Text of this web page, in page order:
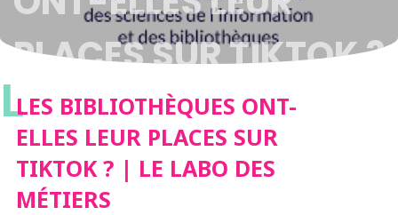
PLACES SUR TIKTOK ?
| LE LABO DES
MÉTIERS
LLES BIBLIOTHÈQUES ONT-
ELLES LEUR PLACES SUR
TIKTOK ? | LE LABO DES
MÉTIERS